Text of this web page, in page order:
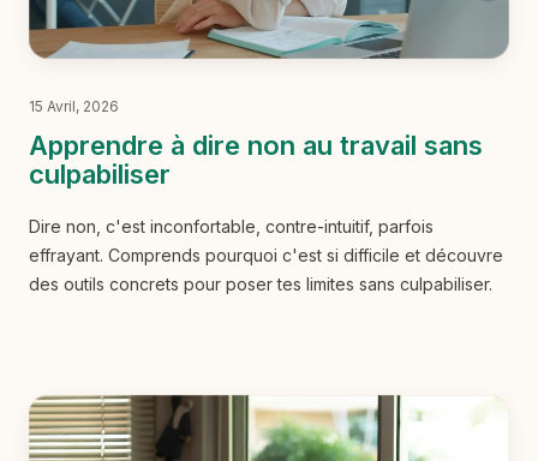
15 Avril, 2026
Apprendre à dire non au travail sans
culpabiliser
Dire non, c'est inconfortable, contre-intuitif, parfois
effrayant. Comprends pourquoi c'est si difficile et découvre
des outils concrets pour poser tes limites sans culpabiliser.